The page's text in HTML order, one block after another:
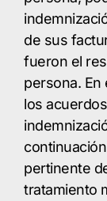
de sus
fueron el
persona. En
los
pertinente
tratamiento